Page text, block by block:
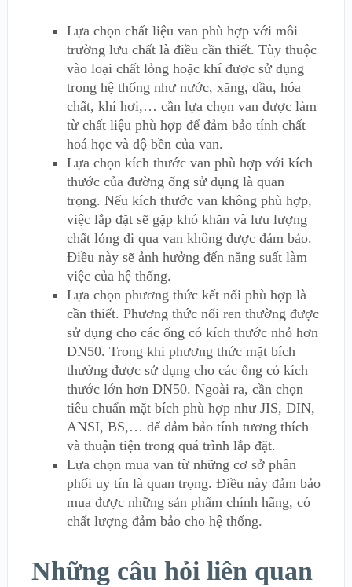
Lựa chọn chất liệu van phù hợp với môi
trường lưu chất là điều cần thiết. Tùy thuộc
vào loại chất lỏng hoặc khí được sử dụng
trong hệ thống như nước, xăng, dầu, hóa
chất, khí hơi,… cần lựa chọn van được làm
từ chất liệu phù hợp để đảm bảo tính chất
hoá học và độ bền của van.
Lựa chọn kích thước van phù hợp với kích
thước của đường ống sử dụng là quan
trọng. Nếu kích thước van không phù hợp,
việc lắp đặt sẽ gặp khó khăn và lưu lượng
chất lỏng đi qua van không được đảm bảo.
Điều này sẽ ảnh hưởng đến năng suất làm
việc của hệ thống.
Lựa chọn phương thức kết nối phù hợp là
cần thiết. Phương thức nối ren thường được
sử dụng cho các ống có kích thước nhỏ hơn
DN50. Trong khi phương thức mặt bích
thường được sử dụng cho các ống có kích
thước lớn hơn DN50. Ngoài ra, cần chọn
tiêu chuẩn mặt bích phù hợp như JIS, DIN,
ANSI, BS,… để đảm bảo tính tương thích
và thuận tiện trong quá trình lắp đặt.
Lựa chọn mua van từ những cơ sở phân
phối uy tín là quan trọng. Điều này đảm bảo
mua được những sản phẩm chính hãng, có
chất lượng đảm bảo cho hệ thống.
Những câu hỏi liên quan